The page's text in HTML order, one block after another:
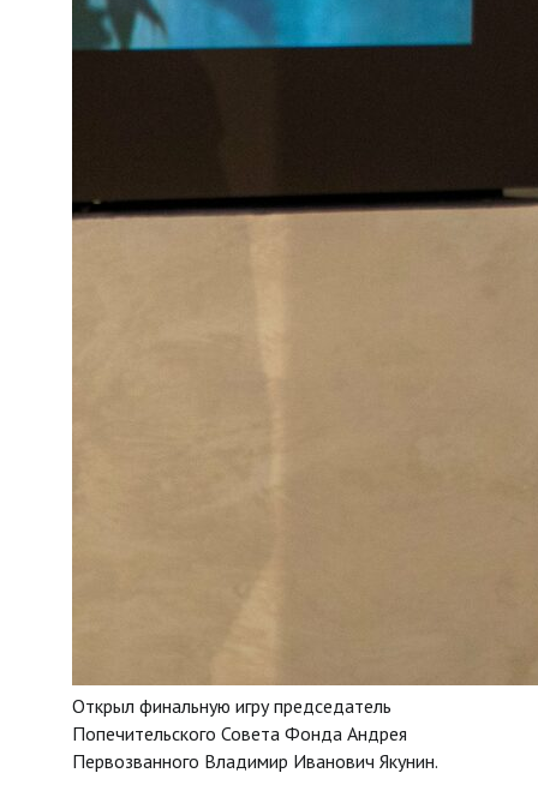
Открыл финальную игру председатель
Попечительского Совета Фонда Андрея
Первозванного Владимир Иванович Якунин.